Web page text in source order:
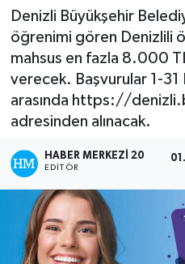
Denizli Büyükşehir
öğrenimi gören Denizlili
mahsus en fazla 8.000
verecek. Başvurular 1-
arasında https://
adresinden alınacak.
HABER MERKEZI 20
EDITÖR
KÜLTÜR SANAT
SPOR
MAGAZİN
ÖZEL HABER
DTO
RESMİ REKLAM
Son Dakika Haberleri
Haber Arşivi